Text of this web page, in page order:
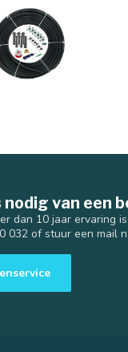
nodig van een
dan 10 jaar ervaring
032 of stuur een mail